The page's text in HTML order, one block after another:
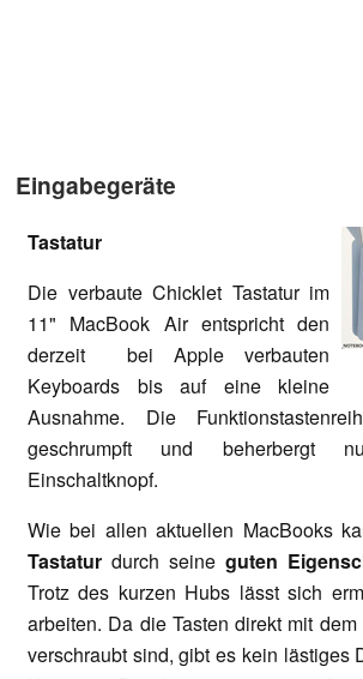
Eingabegeräte
Tastatur
Die verbaute Chicklet Tastatur im
11" MacBook Air entspricht den
derzeit bei Apple verbauten
Keyboards bis auf eine kleine
Ausnahme. Die
geschrumpft und beherbergt
Einschaltknopf.
Wie bei allen aktuellen MacBooks
Tastatur durch seine guten
Trotz des kurzen Hubs lässt sich
arbeiten. Da die Tasten direkt mit
verschraubt sind, gibt es kein lästiges